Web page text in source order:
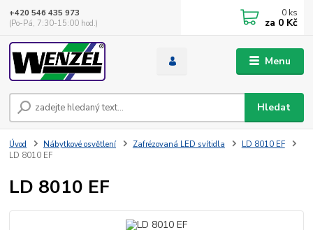
Menu
Hledat
+420 546 435 973
(Po-Pá, 7:30-15:00 hod.)
0 ks
za 0 Kč
Úvod Nábytkové osvětlení Zafrézovaná LED svítidla
LD 8010 EF
LD 8010 EF
LD 8010 EF